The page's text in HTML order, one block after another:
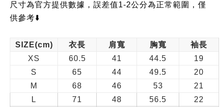
尺寸為官方提供數據，誤差值1-2公分為正常範圍，僅
供參考⬇️
SIZE(cm) 衣長 肩寬 胸寬
袖長
XS
60.5 41 44.5
19
S
65 44 49.5
20
M
68 46 53
21
L
71 48 56.5
22